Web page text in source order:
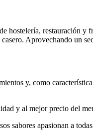
hostelería, restauración y
Aprovechando un
y, como
y al mejor precio del
sabores apasionan a todas